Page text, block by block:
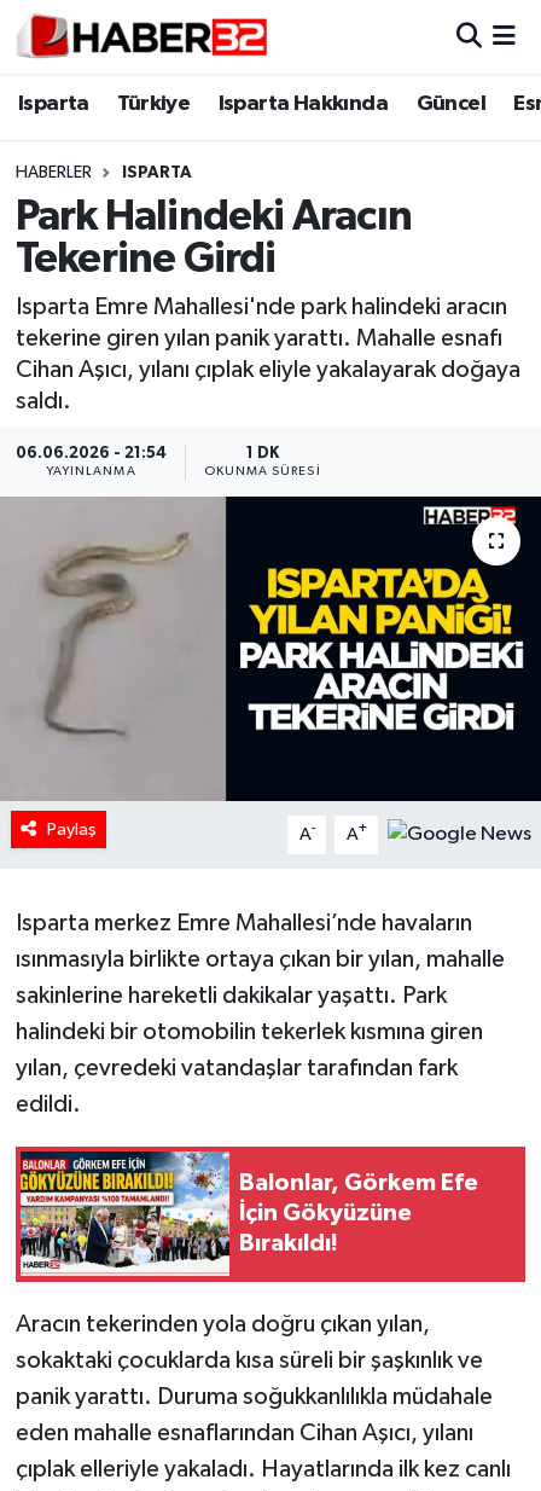
Isparta Türkiye Isparta Hakkında Güncel
HABERLER ISPARTA
Park Halindeki Aracın
Tekerine Girdi
Isparta Emre Mahallesi'nde park halindeki aracın
tekerine giren yılan panik yarattı. Mahalle esnafı
Cihan Aşıcı, yılanı çıplak eliyle yakalayarak doğaya
saldı.
06.06.2026 - 21:54
YAYINLANMA
1 DK
OKUNMA SÜRESI
Paylaş A- A+
Isparta merkez Emre Mahallesi’nde havaların
ısınmasıyla birlikte ortaya çıkan bir yılan, mahalle
sakinlerine hareketli dakikalar yaşattı. Park
halindeki bir otomobilin tekerlek kısmına giren
yılan, çevredeki vatandaşlar tarafından fark
edildi.
Balonlar, Görkem Efe
İçin Gökyüzüne
Bırakıldı!
Aracın tekerinden yola doğru çıkan yılan,
sokaktaki çocuklarda kısa süreli bir şaşkınlık ve
panik yarattı. Duruma soğukkanlılıkla müdahale
eden mahalle esnaflarından Cihan Aşıcı, yılanı
çıplak elleriyle yakaladı. Hayatlarında ilk kez canlı
Isparta
Esnaf Diyor ki;
ASAYİŞ
BİLİM VE TEKNOLOJİ
GENEL
HABERDE İNSAN
Oyun
RESMİ İLANLAR
Spor
Teknoloji
Türkiye
Yerel
İletişim
Künye
Isparta Nöbetçi Eczaneler
Isparta Trafik Yoğunluk Haritası
Süper Lig Puan Durumu ve Fikstür
Tüm Manşetler
Haber Arşivi